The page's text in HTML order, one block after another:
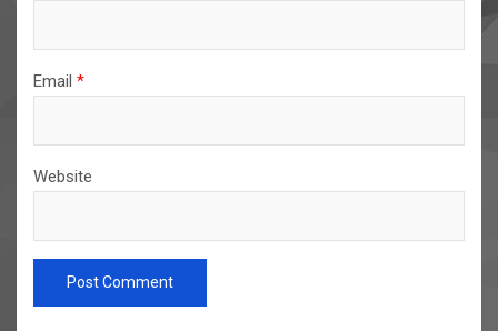
Email *
Website